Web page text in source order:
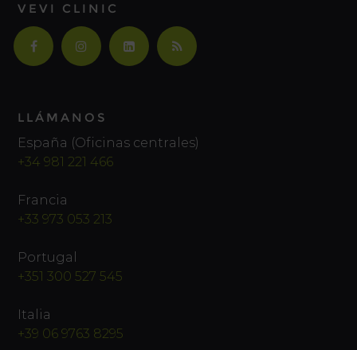
VEVI CLINIC
LLÁMANOS
España (Oficinas centrales)
+34 981 221 466
Francia
+33 973 053 213
Portugal
+351 300 527 545
Italia
+39 06 9763 8295